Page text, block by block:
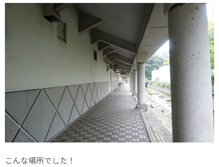
こんな場所でした！